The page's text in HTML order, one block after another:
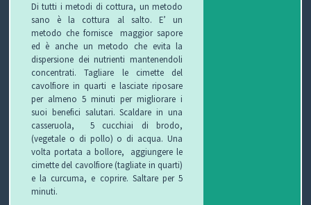
Di tutti i metodi di cottura, un metodo
sano è la cottura al salto. E’ un
metodo che fornisce maggior sapore
ed è anche un metodo che evita la
dispersione dei nutrienti mantenendoli
concentrati. Tagliare lecimette del
cavolfiore in quarti e lasciate riposare
per almeno 5 minuti per migliorare i
suoi benefici salutari. Scaldare in una
casseruola, 5 cucchiai di brodo,
(vegetale o di pollo) o di acqua. Una
volta portata a bollore, aggiungere le
cimette del cavolfiore (tagliate in quarti)
e la curcuma, e coprire. Saltare per 5
minuti.